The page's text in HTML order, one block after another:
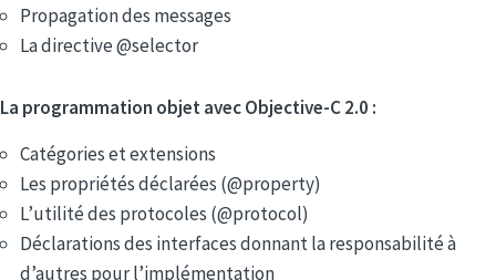
Propagation des messages
La directive @selector
La programmation objet avec Objective-C 2.0 :
Catégories et extensions
Les propriétés déclarées (@property)
L’utilité des protocoles (@protocol)
Déclarations des interfaces donnant la responsabilité à
d’autres pour l’implémentation